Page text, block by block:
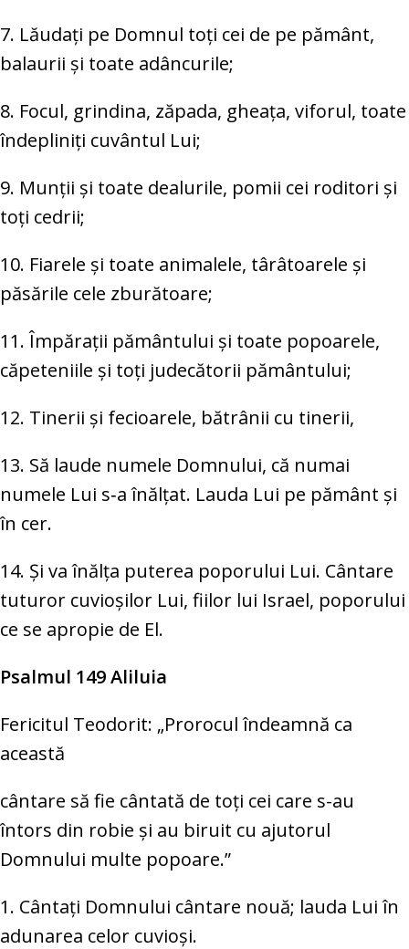
7. Lăudați pe Domnul toți cei de pe pământ,
balaurii și toate adâncurile;
8. Focul, grindina, zăpada, gheața, viforul, toate
îndepliniți cuvântul Lui;
9. Munții și toate dealurile, pomii cei roditori și
toți cedrii;
10. Fiarele și toate animalele, târâtoarele și
păsările cele zburătoare;
11. Împărații pământului și toate popoarele,
căpeteniile și toți judecătorii pământului;
12. Tinerii și fecioarele, bătrânii cu tinerii,
13. Să laude numele Domnului, că numai
numele Lui s‑a înălțat. Lauda Lui pe pământ și
în cer.
14. Și va înălța puterea poporului Lui. Cântare
tuturor cuvioșilor Lui, fiilor lui Israel, poporului
ce se apropie de El.
Psalmul 149 Aliluia
Fericitul Teodorit: „Prorocul îndeamnă ca
această
cântare să fie cântată de toţi cei care s-au
întors din robie şi au biruit cu ajutorul
Domnului multe popoare.”
1. Cântați Domnului cântare nouă; lauda Lui în
adunarea celor cuvioși.